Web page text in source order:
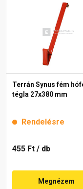
Terrán Synus fém
tégla 27x380 mm
Rendelésre
455 Ft / db
Megnézem